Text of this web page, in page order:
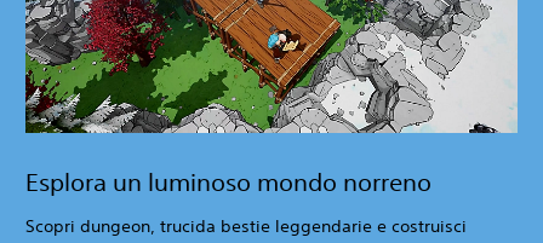
Esplora un luminoso mondo norreno
Scopri dungeon, trucida bestie leggendarie e costruisci